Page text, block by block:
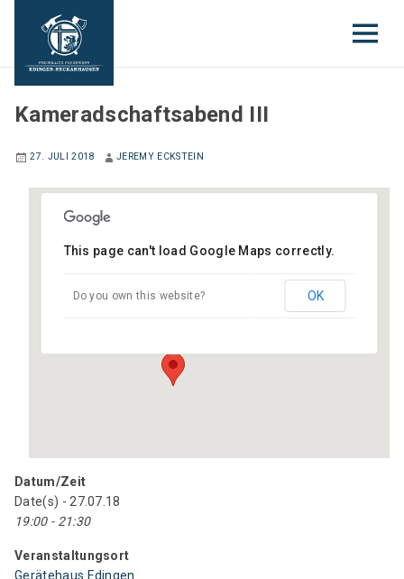
EINSATZABTEILUNG
Kameradschaftsabend III
27. JULI 2018 JEREMY ECKSTEIN
Gerätehaus Edingen
Gartenstraße 6 - Edingen-Neckarhausen
This page can't load Google Maps correctly.
Do you own this website? OK
Datum/Zeit
Date(s) - 27.07.18
19:00 - 21:30
Veranstaltungsort
Gerätehaus Edingen